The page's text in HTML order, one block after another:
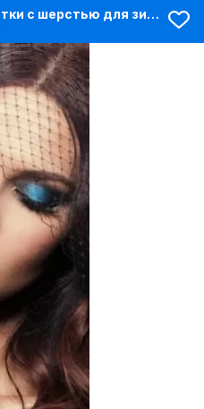
Синие кожаные перчатки с шерстью для зимы